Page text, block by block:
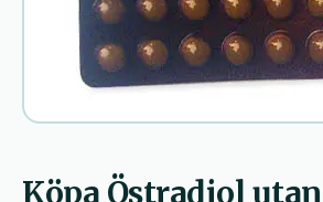
Köpa Östradiol